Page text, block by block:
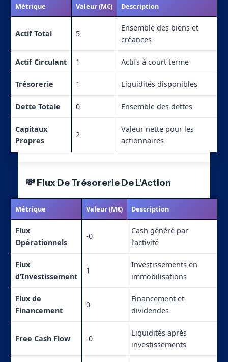
Métrique Valeur (M€) Description
Actif Total 5
Ensemble des biens et
créances
Actif Circulant 1 Actifs à court terme
Trésorerie 1 Liquidités disponibles
Dette Totale 0 Ensemble des dettes
Capitaux
Propres
2
Valeur nette pour les
actionnaires
💸 Flux De Trésorerie De L’Action
Métrique Valeur (M€) Description
Flux
Opérationnels
-0
Cash généré par
l’activité
Flux
d’Investissement
1
Investissements en
immobilisations
Flux de
Financement
0
Financement et
dividendes
Free Cash Flow -0
Liquidités après
investissements